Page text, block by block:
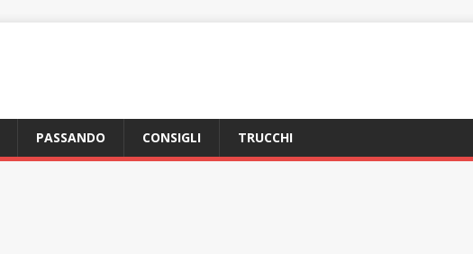
PASSANDO CONSIGLI TRUCCHI